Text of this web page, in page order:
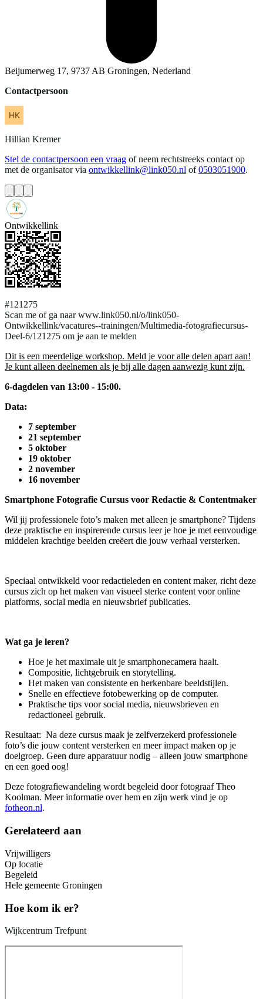
Beijumerweg 17, 9737 AB Groningen, Nederland
Contactpersoon
Hillian Kremer
Stel de contactpersoon een vraag of neem rechtstreeks contact op
met de organisator via ontwikkellink@link050.nl of 0503051900.
Ontwikkellink
#121275
Scan me of ga naar www.link050.nl/o/link050-
Ontwikkellink/vacatures--trainingen/Multimedia-fotografiecursus-
Deel-6/121275 om je aan te melden
Dit is een meerdelige workshop. Meld je voor alle delen apart aan!
Je kunt alleen deelnemen als je bij alle dagen aanwezig kunt zijn.
6-dagdelen van 13:00 - 15:00.
Data:
7 september
21 september
5 oktober
19 oktober
2 november
16 november
Smartphone Fotografie Cursus voor Redactie & Contentmaker
Wil jij professionele foto’s maken met alleen je smartphone? Tijdens
deze praktische en inspirerende cursus leer je hoe je met eenvoudige
middelen krachtige beelden creëert die jouw verhaal versterken.
Speciaal ontwikkeld voor redactieleden en content maker, richt deze
cursus zich op het maken van visueel sterke content voor online
platforms, social media en nieuwsbrief publicaties.
Wat ga je leren?
Hoe je het maximale uit je smartphonecamera haalt.
Compositie, lichtgebruik en storytelling.
Het maken van consistente en herkenbare beeldstijlen.
Snelle en effectieve fotobewerking op de computer.
Praktische tips voor social media, nieuwsbrieven en
redactioneel gebruik.
Resultaat: Na deze cursus maak je zelfverzekerd professionele
foto’s die jouw content versterken en meer impact maken op je
doelgroep. Geen dure apparatuur nodig – alleen jouw smartphone
en een goed oog!
Deze fotografiewandeling wordt begeleid door fotograaf Theo
Koolman. Meer informatie over hem en zijn werk vind je op
fotheon.nl.
Gerelateerd aan
Vrijwilligers
Op locatie
Begeleid
Hele gemeente Groningen
Hoe kom ik er?
Wijkcentrum Trefpunt